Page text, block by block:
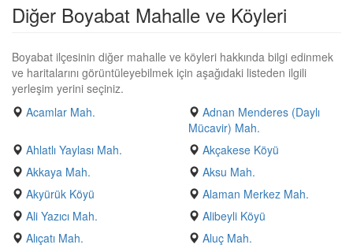
Diğer Boyabat Mahalle ve Köyleri
Boyabat ilçesinin diğer mahalle ve köyleri hakkında bilgi edinmek
ve haritalarını görüntüleyebilmek için aşağıdaki listeden ilgili
yerleşim yerini seçiniz.
Acamlar Mah.
Adnan Menderes (Daylı
Mücavir) Mah.
Ahlatlı Yaylası Mah.
Akçakese Köyü
Akkaya Mah.
Aksu Mah.
Akyürük Köyü
Alaman Merkez Mah.
Ali Yazıcı Mah.
Alibeyli Köyü
Alıçatı Mah.
Aluç Mah.